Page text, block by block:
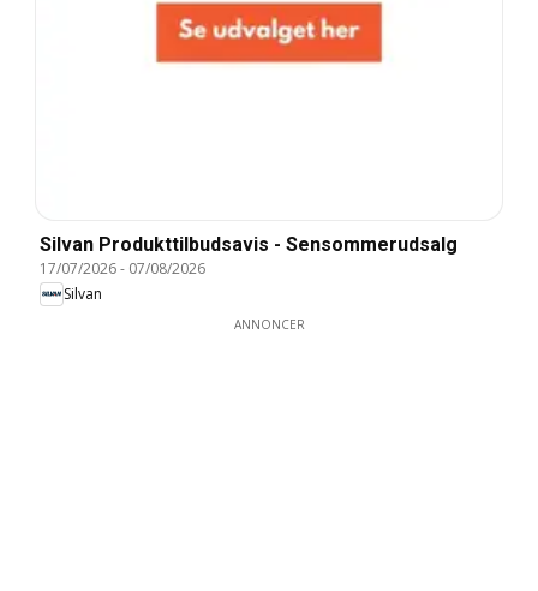
Silvan Produkttilbudsavis - Sensommerudsalg
17/07/2026- 07/08/2026
Silvan
ANNONCER